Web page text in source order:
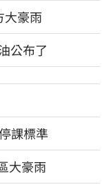
豪雨
公布了
課標準
大豪雨